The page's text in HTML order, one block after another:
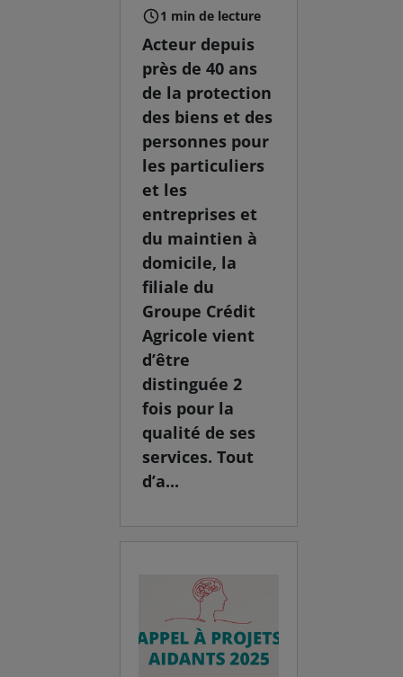
1 min de lecture
Acteur depuis
près de 40 ans
de la protection
des biens et des
personnes pour
les particuliers
et les
entreprises et
du maintien à
domicile, la
filiale du
Groupe Crédit
Agricole vient
d’être
distinguée 2
fois pour la
qualité de ses
services. Tout
d’a...